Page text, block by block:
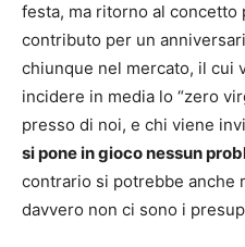
festa, ma ritorno al
contributo per un
chiunque nel mercato, il cui
incidere in media lo “zero
presso di noi, e chi viene
si pone in gioco nessun
contrario si potrebbe anche
davvero non ci sono i